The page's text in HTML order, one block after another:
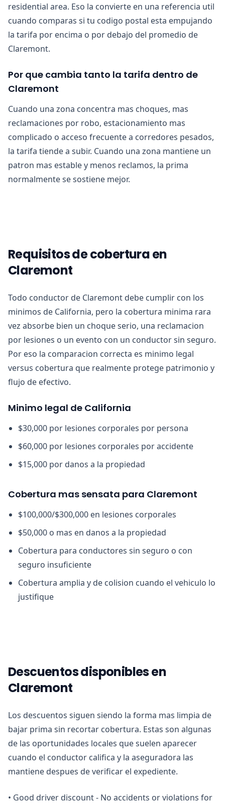
residential area. Eso la convierte en una referencia util
cuando comparas si tu codigo postal esta empujando
la tarifa por encima o por debajo del promedio de
Claremont.
Por que cambia tanto la tarifa dentro de
Claremont
Cuando una zona concentra mas choques, mas
reclamaciones por robo, estacionamiento mas
complicado o acceso frecuente a corredores pesados,
la tarifa tiende a subir. Cuando una zona mantiene un
patron mas estable y menos reclamos, la prima
normalmente se sostiene mejor.
Requisitos de cobertura en
Claremont
Todo conductor de Claremont debe cumplir con los
minimos de California, pero la cobertura minima rara
vez absorbe bien un choque serio, una reclamacion
por lesiones o un evento con un conductor sin seguro.
Por eso la comparacion correcta es minimo legal
versus cobertura que realmente protege patrimonio y
flujo de efectivo.
Minimo legal de California
$30,000 por lesiones corporales por persona
$60,000 por lesiones corporales por accidente
$15,000 por danos a la propiedad
Cobertura mas sensata para Claremont
$100,000/$300,000 en lesiones corporales
$50,000 o mas en danos a la propiedad
Cobertura para conductores sin seguro o con
seguro insuficiente
Cobertura amplia y de colision cuando el vehiculo lo
justifique
Descuentos disponibles en
Claremont
Los descuentos siguen siendo la forma mas limpia de
bajar prima sin recortar cobertura. Estas son algunas
de las oportunidades locales que suelen aparecer
cuando el conductor califica y la aseguradora las
mantiene despues de verificar el expediente.
• Good driver discount - No accidents or violations for